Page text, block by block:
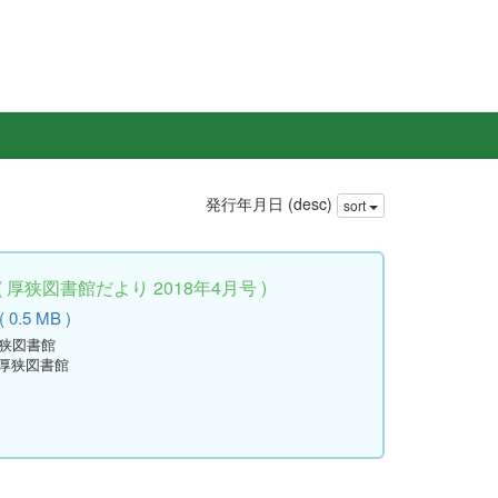
発行年月日 (desc) sort
狭図書館だより 2018年4月号 )
0.5 MB )
図書館
狭図書館